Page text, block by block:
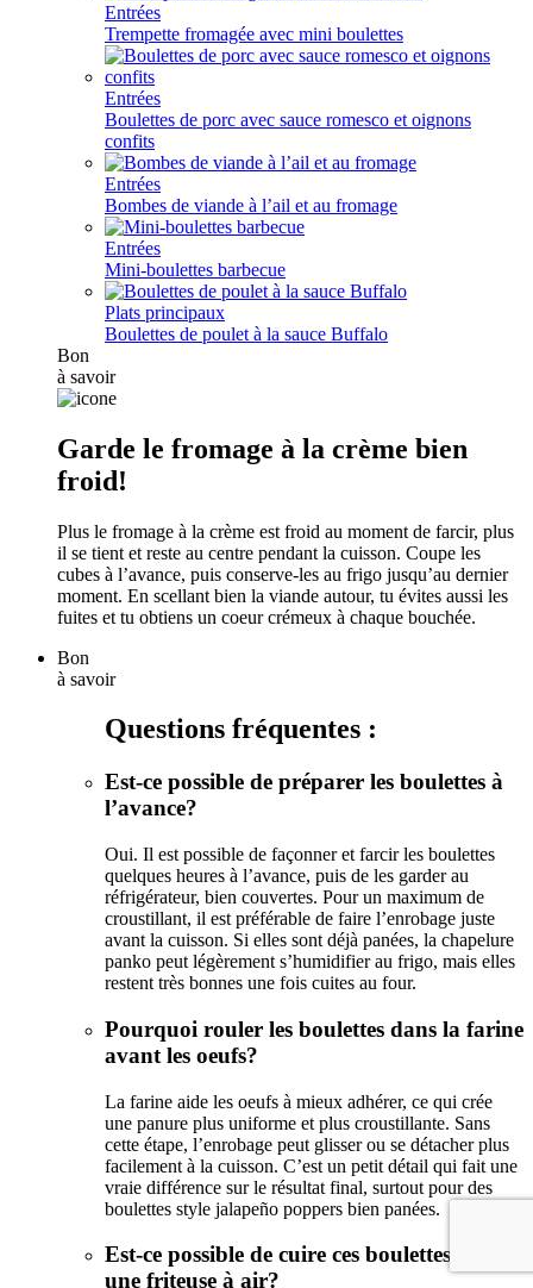
Entrées
Trempette fromagée avec mini boulettes
Entrées
Boulettes de porc avec sauce romesco et oignons
confits
Entrées
Bombes de viande à l’ail et au fromage
Entrées
Mini-boulettes barbecue
Plats principaux
Boulettes de poulet à la sauce Buffalo
Bon
à savoir
Garde le fromage à la crème bien
froid!
Plus le fromage à la crème est froid au moment de farcir, plus
il se tient et reste au centre pendant la cuisson. Coupe les
cubes à l’avance, puis conserve-les au frigo jusqu’au dernier
moment. En scellant bien la viande autour, tu évites aussi les
fuites et tu obtiens un coeur crémeux à chaque bouchée.
Bon
à savoir
Questions fréquentes :
Est-ce possible de préparer les boulettes à
l’avance?
Oui. Il est possible de façonner et farcir les boulettes
quelques heures à l’avance, puis de les garder au
réfrigérateur, bien couvertes. Pour un maximum de
croustillant, il est préférable de faire l’enrobage juste
avant la cuisson. Si elles sont déjà panées, la chapelure
panko peut légèrement s’humidifier au frigo, mais elles
restent très bonnes une fois cuites au four.
Pourquoi rouler les boulettes dans la farine
avant les oeufs?
La farine aide les oeufs à mieux adhérer, ce qui crée
une panure plus uniforme et plus croustillante. Sans
cette étape, l’enrobage peut glisser ou se détacher plus
facilement à la cuisson. C’est un petit détail qui fait une
vraie différence sur le résultat final, surtout pour des
boulettes style jalapeño poppers bien panées.
Est-ce possible de cuire ces boulettes dans
une friteuse à air?